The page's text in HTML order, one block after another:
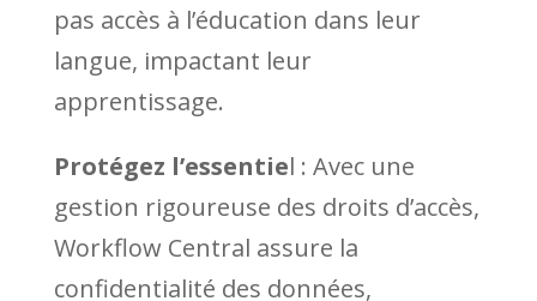
pas accès à l’éducation dans leur
langue, impactant leur
apprentissage.
Protégez l’essentiel : Avec une
gestion rigoureuse des droits d’accès,
Workflow Central assure la
confidentialité des données,